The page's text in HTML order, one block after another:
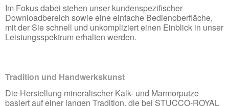
Im Fokus dabei stehen unser kundenspezifischer
Downloadbereich sowie eine einfache Bedienoberfläche,
mit der Sie schnell und unkompliziert einen Einblick in unser
Leistungsspektrum erhalten werden.
Tradition und Handwerkskunst
Die Herstellung mineralischer Kalk- und Marmorputze
basiert auf einer langen Tradition, die bei STUCCO-ROYAL